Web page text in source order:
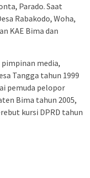
Parado. Saat
Rabakodo, Woha,
KAE Bima dan
media,
Tangga tahun 1999
pemuda pelopor
Bima tahun 2005,
kursi DPRD tahun